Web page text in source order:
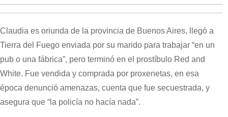
Claudia es oriunda de la provincia de Buenos Aires, llegó a
Tierra del Fuego enviada por su marido para trabajar “en un
pub o una fábrica”, pero terminó en el prostíbulo Red and
White. Fue vendida y comprada por proxenetas, en esa
época denunció amenazas, cuenta que fue secuestrada, y
asegura que “la policía no hacía nada”.